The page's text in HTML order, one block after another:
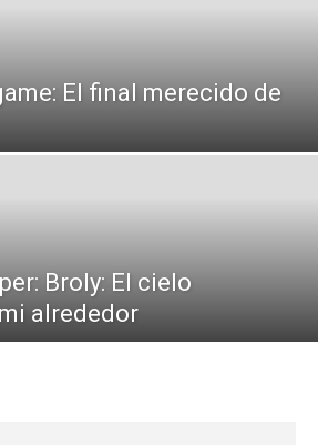
El final merecido de
Broly: El cielo
alrededor